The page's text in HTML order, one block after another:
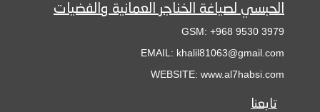
الحبسي لصياغة الخناجر العمانية والفضيات
GSM: +968 9530 3979
EMAIL: khalil81063@gmail.com
WEBSITE: www.al7habsi.com
تابعنا